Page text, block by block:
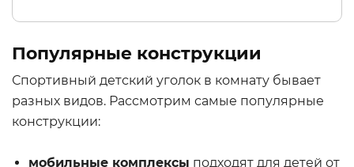
Популярные конструкции
Спортивный детский уголок в комнату бывает
разных видов. Рассмотрим самые популярные
конструкции:
мобильные комплексы подходят для детей от